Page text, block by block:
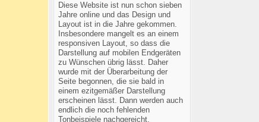
Diese Website ist nun schon sieben
Jahre online und das Design und
Layout ist in die Jahre gekommen.
Insbesondere mangelt es an einem
responsiven Layout, so dass die
Darstellung auf mobilen Endgeräten
zu Wünschen übrig lässt. Daher
wurde mit der Überarbeitung der
Seite begonnen, die sie bald in
einem ezitgemäßer Darstellung
erscheinen lässt. Dann werden auch
endlich die noch fehlenden
Tonbeispiele nachgereicht.